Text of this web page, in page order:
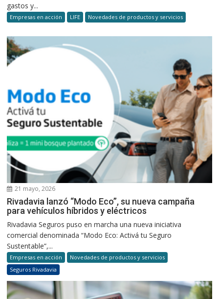
gastos y...
Empresas en acción LIFE Novedades de productos y servicios
21 mayo, 2026
Rivadavia lanzó “Modo Eco”, su nueva campaña
para vehículos híbridos y eléctricos
Rivadavia Seguros puso en marcha una nueva iniciativa
comercial denominada “Modo Eco: Activá tu Seguro
Sustentable”,...
Empresas en acción
Novedades de productos y servicios
Seguros Rivadavia